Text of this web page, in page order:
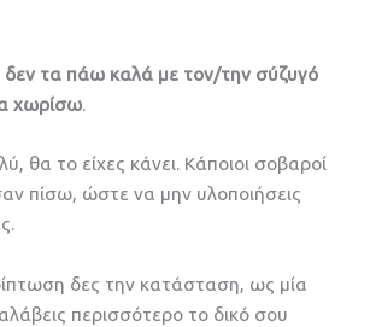
δεν τα πάω καλά με τον/την σύζυγό
χωρίσω.
θα το είχες κάνει. Κάποιοι σοβαροί
πίσω, ώστε να μην υλοποιήσεις
δες την κατάσταση, ως μία
περισσότερο το δικό σου